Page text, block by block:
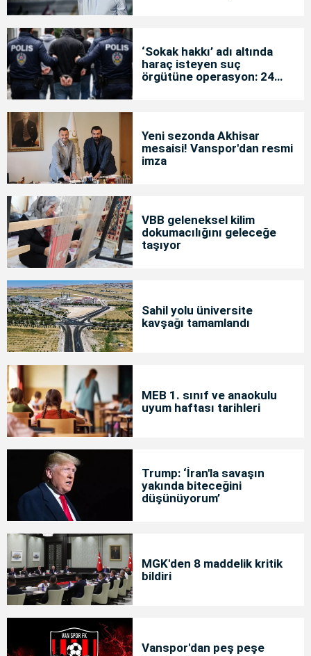
‘Sokak hakkı’ adı altında
haraç isteyen suç
örgütüne operasyon: 24
Yeni sezonda Akhisar
mesaisi! Vanspor'dan resmi
imza
VBB geleneksel kilim
dokumacılığını geleceğe
taşıyor
Sahil yolu üniversite
kavşağı tamamlandı
MEB 1. sınıf ve anaokulu
uyum haftası tarihleri
Trump: ‘İran'la savaşın
yakında biteceğini
düşünüyorum’
MGK'den 8 maddelik kritik
bildiri
Vanspor'dan peş peşe